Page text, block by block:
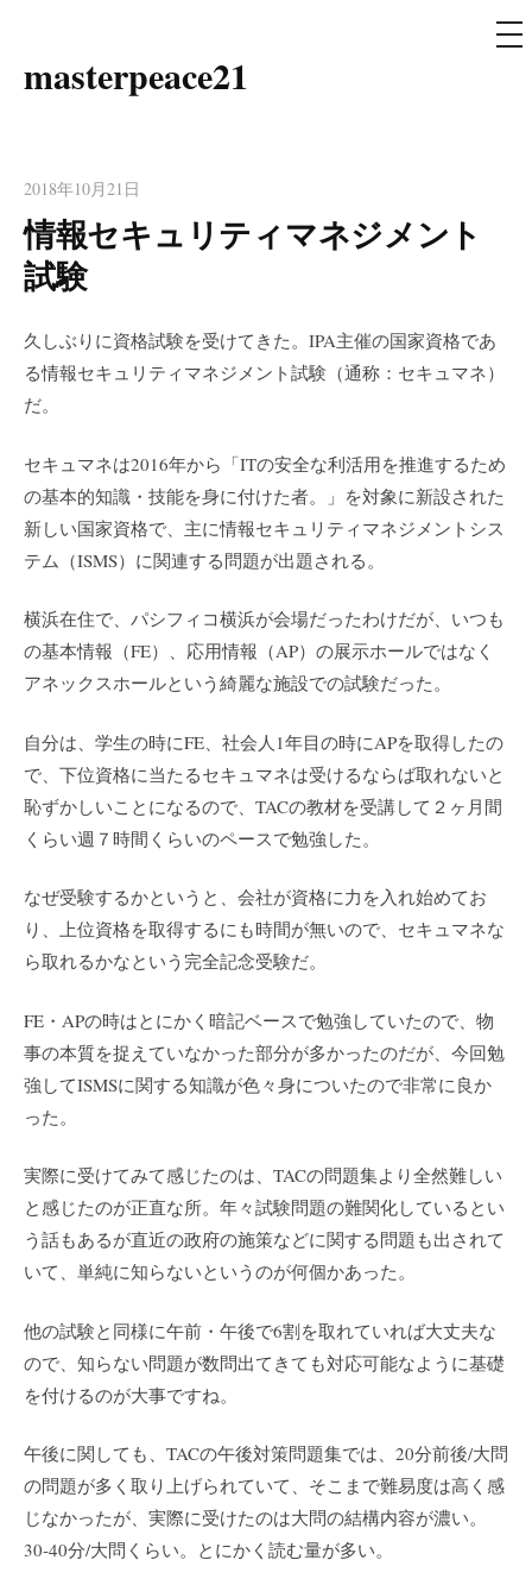
コ
ツ
へ
ス
キ
masterpeace21
メ
ニ
2018年10月21日
情報セキュリティマネジメント
試験
久しぶりに資格試験を受けてきた。IPA主催の国家資格であ
る情報セキュリティマネジメント試験（通称：セキュマネ）
だ。
セキュマネは2016年から「ITの安全な利活用を推進するため
の基本的知識・技能を身に付けた者。」を対象に新設された
新しい国家資格で、主に情報セキュリティマネジメントシス
テム（ISMS）に関連する問題が出題される。
横浜在住で、パシフィコ横浜が会場だったわけだが、いつも
の基本情報（FE）、応用情報（AP）の展示ホールではなく
アネックスホールという綺麗な施設での試験だった。
自分は、学生の時にFE、社会人1年目の時にAPを取得したの
で、下位資格に当たるセキュマネは受けるならば取れないと
恥ずかしいことになるので、TACの教材を受講して２ヶ月間
くらい週７時間くらいのペースで勉強した。
なぜ受験するかというと、会社が資格に力を入れ始めてお
り、上位資格を取得するにも時間が無いので、セキュマネな
ら取れるかなという完全記念受験だ。
FE・APの時はとにかく暗記ベースで勉強していたので、物
事の本質を捉えていなかった部分が多かったのだが、今回勉
強してISMSに関する知識が色々身についたので非常に良か
った。
実際に受けてみて感じたのは、TACの問題集より全然難しい
と感じたのが正直な所。年々試験問題の難関化しているとい
う話もあるが直近の政府の施策などに関する問題も出されて
いて、単純に知らないというのが何個かあった。
他の試験と同様に午前・午後で6割を取れていれば大丈夫な
ので、知らない問題が数問出てきても対応可能なように基礎
を付けるのが大事ですね。
午後に関しても、TACの午後対策問題集では、20分前後/大問
の問題が多く取り上げられていて、そこまで難易度は高く感
じなかったが、実際に受けたのは大問の結構内容が濃い。
30-40分/大問くらい。とにかく読む量が多い。